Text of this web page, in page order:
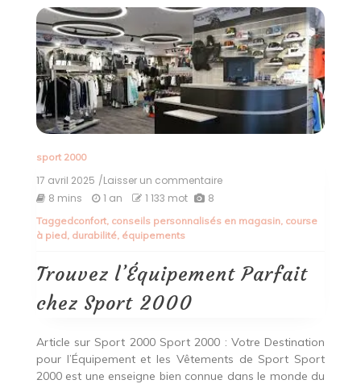
sport 2000
17 avril 2025 /Laisser un commentaireon
Parfait
2000
8 mins 1 an 1 133 mot 8
Taggedconfort, conseils personnalisés en magasin, course
à pied, durabilité, équipements
Trouvez l’Équipement Parfait
chez Sport 2000
Article sur Sport 2000 Sport 2000 : Votre Destination
pour l’Équipement et les Vêtements de Sport Sport
2000 est une enseigne bien connue dans le monde du